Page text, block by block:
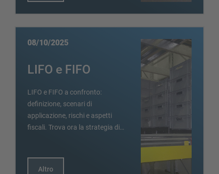
08/10/2025
LIFO e FIFO
LIFO e FIFO a confronto:
definizione, scenari di
applicazione, rischi e aspetti
fiscali. Trova ora la strategia di…
Altro